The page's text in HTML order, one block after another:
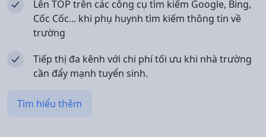
Lên TOP trên các công cụ tìm kiếm Google, Bing,
Cốc Cốc... khi phụ huynh tìm kiếm thông tin về
trường
Tiếp thị đa kênh với chi phí tối ưu khi nhà trường
cần đẩy mạnh tuyển sinh.
Tìm hiểu thêm